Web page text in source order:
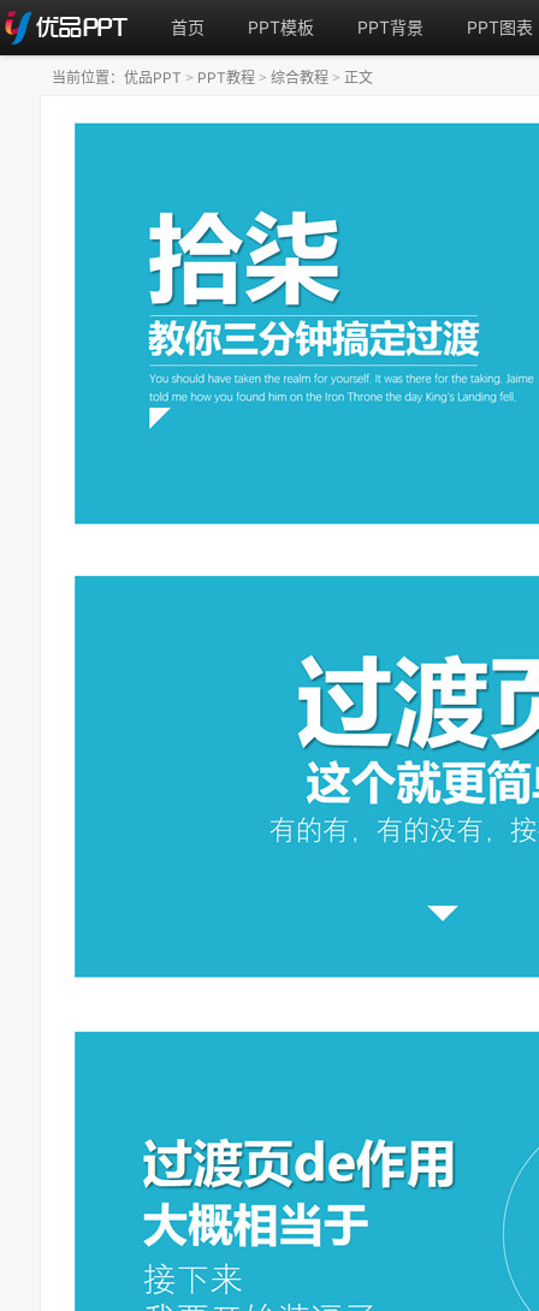
首页 PPT模板 PPT背景 PPT图表
当前位置： 优品PPT > PPT教程 > 综合教程 > 正文